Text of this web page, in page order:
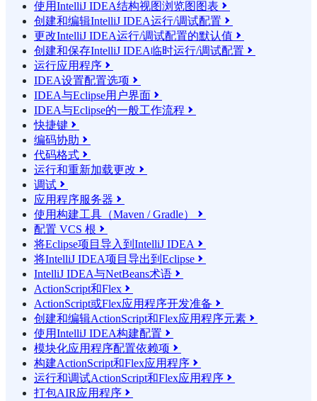
使用IntelliJ IDEA结构视图浏览图图表 
创建和编辑IntelliJ IDEA运行/调试配置 
更改IntelliJ IDEA运行/调试配置的默认值 
创建和保存IntelliJ IDEA临时运行/调试配置 
运行应用程序 
IDEA设置配置选项 
IDEA与Eclipse用户界面 
IDEA与Eclipse的一般工作流程 
快捷键 
编码协助 
代码格式 
运行和重新加载更改 
调试 
应用程序服务器 
使用构建工具（Maven / Gradle） 
配置 VCS 根 
将Eclipse项目导入到IntelliJ IDEA 
将IntelliJ IDEA项目导出到Eclipse 
IntelliJ IDEA与NetBeans术语 
ActionScript和Flex 
ActionScript或Flex应用程序开发准备 
创建和编辑ActionScript和Flex应用程序元素 
使用IntelliJ IDEA构建配置 
模块化应用程序配置依赖项 
构建ActionScript和Flex应用程序 
运行和调试ActionScript和Flex应用程序 
打包AIR应用程序 